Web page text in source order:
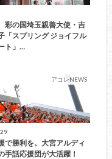
の国埼玉親善大使・吉
「スプリング ジョイフル
ト」…
アコレNEWS
で勝利を。大宮アルディ
手話応援団が大活躍！